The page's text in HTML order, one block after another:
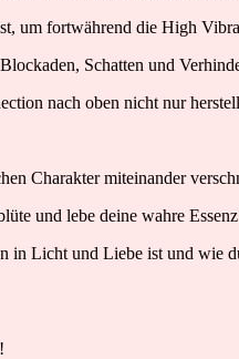
um fortwährend die High
Schatten und
nach oben nicht nur
Charakter miteinander
und lebe deine wahre Essenz
in Licht und Liebe ist und wie